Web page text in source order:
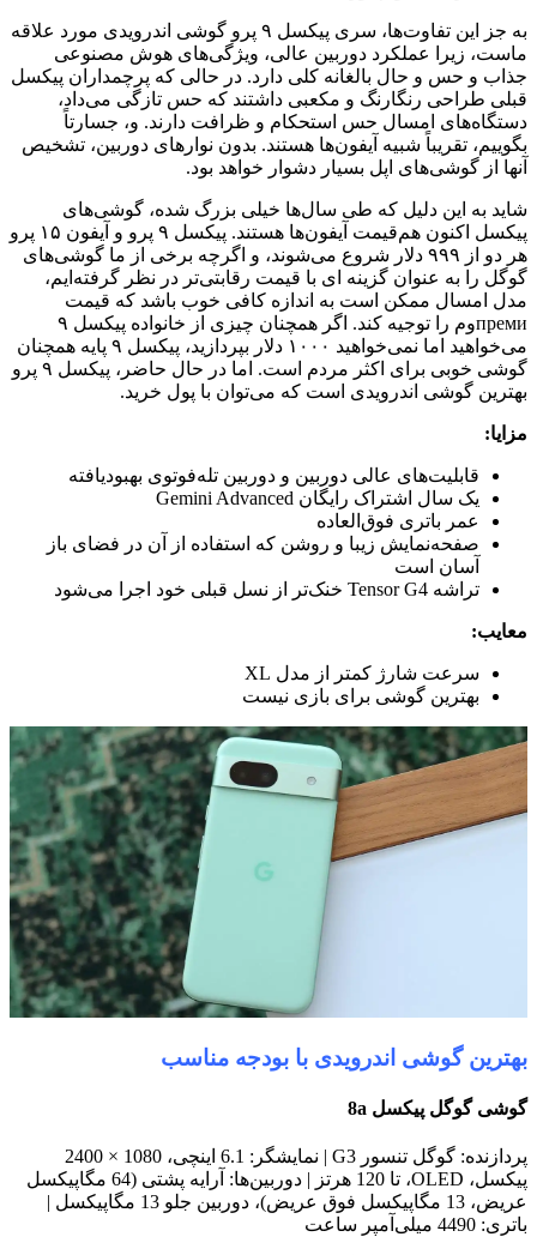
به جز این تفاوت‌ها، سری پیکسل ۹ پرو گوشی اندرویدی مورد علاقه
ماست، زیرا عملکرد دوربین عالی، ویژگی‌های هوش مصنوعی
جذاب و حس و حال بالغانه کلی دارد. در حالی که پرچمداران پیکسل
قبلی طراحی رنگارنگ و مکعبی داشتند که حس تازگی می‌داد،
دستگاه‌های امسال حس استحکام و ظرافت دارند. و، جسارتاً
بگوییم، تقریباً شبیه آیفون‌ها هستند. بدون نوارهای دوربین، تشخیص
آنها از گوشی‌های اپل بسیار دشوار خواهد بود.
شاید به این دلیل که طی سال‌ها خیلی بزرگ شده، گوشی‌های
پیکسل اکنون هم‌قیمت آیفون‌ها هستند. پیکسل ۹ پرو و آیفون ۱۵ پرو
هر دو از ۹۹۹ دلار شروع می‌شوند، و اگرچه برخی از ما گوشی‌های
گوگل را به عنوان گزینه ای با قیمت رقابتی‌تر در نظر گرفته‌ایم،
مدل امسال ممکن است به اندازه کافی خوب باشد که قیمت
премиوم را توجیه کند. اگر همچنان چیزی از خانواده پیکسل ۹
می‌خواهید اما نمی‌خواهید ۱۰۰۰ دلار بپردازید، پیکسل ۹ پایه همچنان
گوشی خوبی برای اکثر مردم است. اما در حال حاضر، پیکسل ۹ پرو
بهترین گوشی اندرویدی است که می‌توان با پول خرید.
مزایا:
قابلیت‌های عالی دوربین و دوربین تله‌فوتوی بهبودیافته
یک سال اشتراک رایگان Gemini Advanced
عمر باتری فوق‌العاده
صفحه‌نمایش زیبا و روشن که استفاده از آن در فضای باز
آسان است
تراشه Tensor G4 خنک‌تر از نسل قبلی خود اجرا می‌شود
معایب:
سرعت شارژ کمتر از مدل XL
بهترین گوشی برای بازی نیست
بهترین گوشی اندرویدی با بودجه مناسب
گوشی گوگل پیکسل 8a
پردازنده: گوگل تنسور G3 | نمایشگر: 6.1 اینچی، 1080 × 2400
پیکسل، OLED، تا 120 هرتز | دوربین‌ها: آرایه پشتی (64 مگاپیکسل
عریض، 13 مگاپیکسل فوق عریض)، دوربین جلو 13 مگاپیکسل |
باتری: 4490 میلی‌آمپر ساعت